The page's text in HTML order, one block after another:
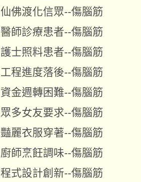
仙佛渡化信眾--傷腦筋
醫師診療患者--傷腦筋
護士照料患者--傷腦筋
工程進度落後--傷腦筋
資金週轉困難--傷腦筋
眾多女友要求--傷腦筋
豔麗衣服穿著--傷腦筋
廚師烹飪調味--傷腦筋
程式設計創新--傷腦筋